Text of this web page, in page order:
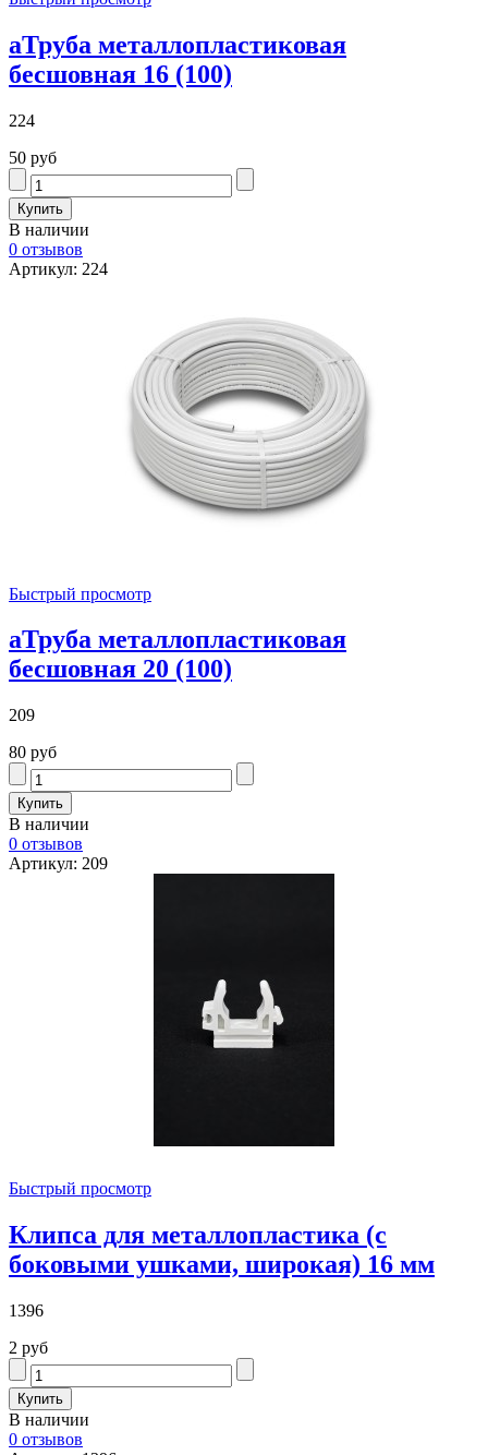
аТруба металлопластиковая
бесшовная 16 (100)
224
50 руб
В наличии
0 отзывов
Артикул: 224
Быстрый просмотр
аТруба металлопластиковая
бесшовная 20 (100)
209
80 руб
В наличии
0 отзывов
Артикул: 209
Быстрый просмотр
Клипса для металлопластика (с
боковыми ушками, широкая) 16 мм
1396
2 руб
В наличии
0 отзывов